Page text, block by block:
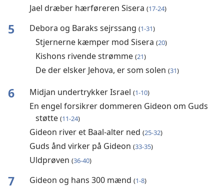
Jael dræber hærføreren Sisera (17-24)
5 Debora og Baraks sejrssang (1-31)
Stjernerne kæmper mod Sisera (20)
Kishons rivende strømme (21)
De der elsker Jehova, er som solen (31)
6 Midjan undertrykker Israel (1-10)
En engel forsikrer dommeren Gideon om Guds
støtte (11-24)
Gideon river et Baal-alter ned (25-32)
Guds ånd virker på Gideon (33-35)
Uldprøven (36-40)
7 Gideon og hans 300 mænd (1-8)